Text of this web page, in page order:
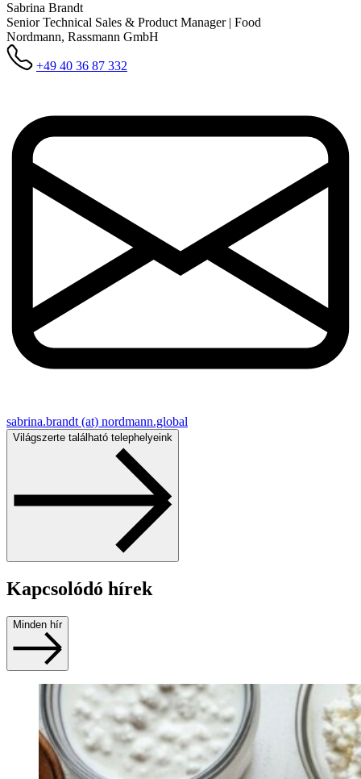
Sabrina Brandt
Senior Technical Sales & Product Manager | Food
Nordmann, Rassmann GmbH
+49 40 36 87 332
sabrina.brandt (at) nordmann.global
Világszerte található telephelyeink
Kapcsolódó hírek
Minden hír